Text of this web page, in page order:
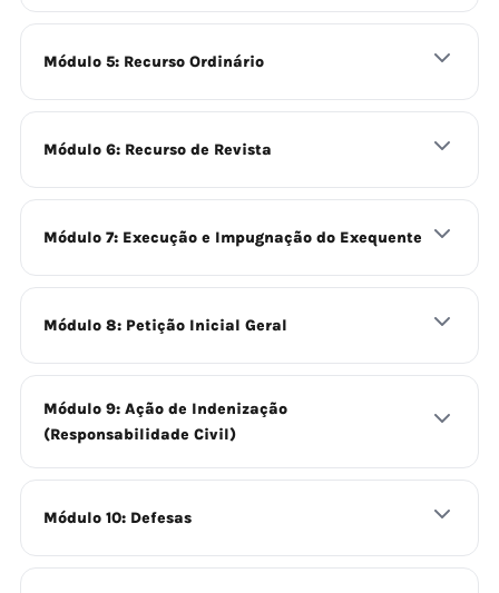
Módulo 5: Recurso Ordinário
Módulo 6: Recurso de Revista
Módulo 7: Execução e Impugnação do Exequente
Módulo 8: Petição Inicial Geral
Módulo 9: Ação de Indenização
(Responsabilidade Civil)
Módulo 10: Defesas